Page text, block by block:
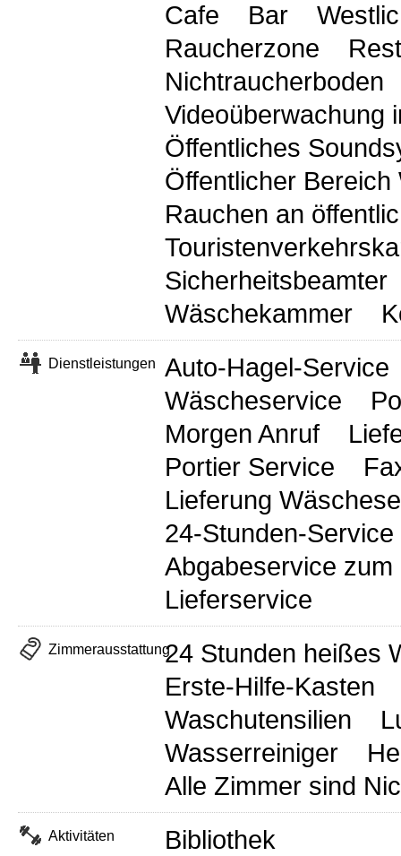
Cafe
Bar
Raucherzone
Nichtraucherboden
Videoüberwachung
Öffentliches
Öffentlicher
Rauchen an
Sicherheitsbeamter
Wäschekammer
Dienstleistungen
Auto-Hagel-Service
Wäscheservice
Morgen Anruf
Portier Service
Lieferung
24-Stunden-Service
Abgabeservice zum
Lieferservice
Zimmerausstattung24 Stunden heißes
Erste-Hilfe-Kasten
Waschutensilien
Wasserreiniger
Alle Zimmer sind
Aktivitäten Bibliothek